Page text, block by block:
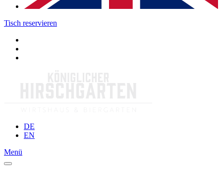
Tisch reservieren
DE
EN
Menü